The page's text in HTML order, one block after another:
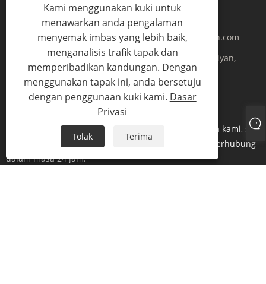
+86-15355830388 E-mel: alice@huinuoscreen.com
Bandar Ganpu Liu Li Ji Zhen Xi Jie, Daerah Haiyan,
Bandar Jiaxing, Wilayah Zhejiang
HANTAR PERTANYAAN
Untuk pertanyaan tentang produk atau senarai harga kami, sila
tinggalkan e-mel anda kepada kami dan kami akan berhubung
dalam masa 24 jam.
Kami menggunakan kuki untuk
menawarkan anda pengalaman
menyemak imbas yang lebih baik,
menganalisis trafik tapak dan
memperibadikan kandungan. Dengan
menggunakan tapak ini, anda bersetuju
dengan penggunaan kuki kami. Dasar
Privasi
Tolak Terima